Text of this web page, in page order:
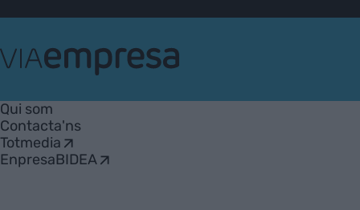
Empresa
Qui som
Contacta'ns
Totmedia
EnpresaBIDEA